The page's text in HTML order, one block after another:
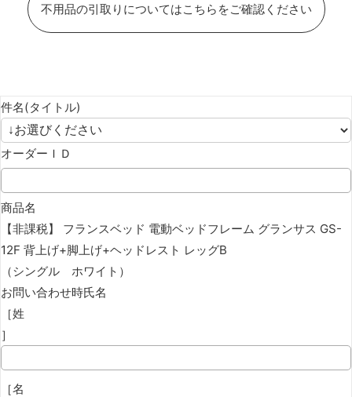
不用品の引取りについてはこちらをご確認ください
件名(タイトル)
オーダーＩＤ
商品名
【非課税】 フランスベッド 電動ベッドフレーム グランサス GS-
12F 背上げ+脚上げ+ヘッドレスト レッグB
（シングル ホワイト）
お問い合わせ時氏名
［姓
］
［名